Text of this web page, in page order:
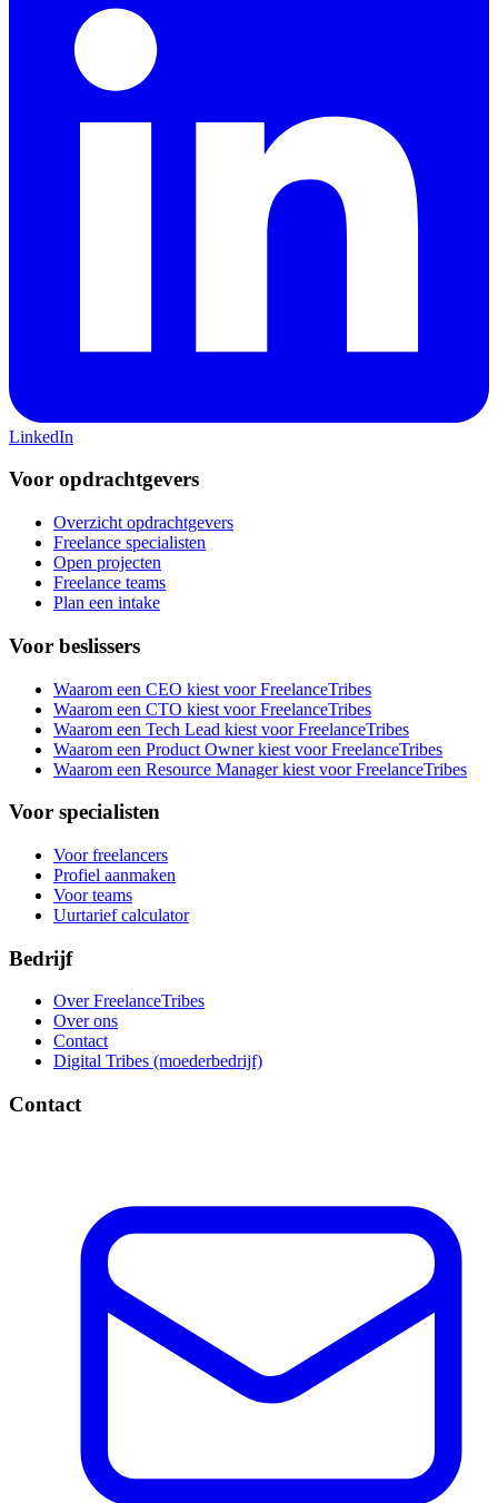
LinkedIn
Voor opdrachtgevers
Overzicht opdrachtgevers
Freelance specialisten
Open projecten
Freelance teams
Plan een intake
Voor beslissers
Waarom een CEO kiest voor FreelanceTribes
Waarom een CTO kiest voor FreelanceTribes
Waarom een Tech Lead kiest voor FreelanceTribes
Waarom een Product Owner kiest voor FreelanceTribes
Waarom een Resource Manager kiest voor FreelanceTribes
Voor specialisten
Voor freelancers
Profiel aanmaken
Voor teams
Uurtarief calculator
Bedrijf
Over FreelanceTribes
Over ons
Contact
Digital Tribes (moederbedrijf)
Contact